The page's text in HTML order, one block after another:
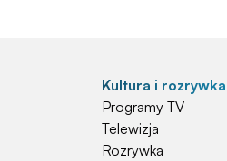
Kultura i rozrywka
Programy TV
Telewizja
Rozrywka